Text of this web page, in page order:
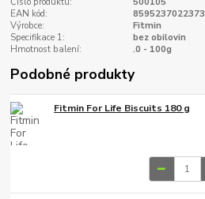
EAN kód:
8595237022373
Výrobce:
Fitmin
Specifikace 1:
bez obilovin
Hmotnost balení:
.0 - 100g
Podobné produkty
Fitmin For Life Biscuits 180 g